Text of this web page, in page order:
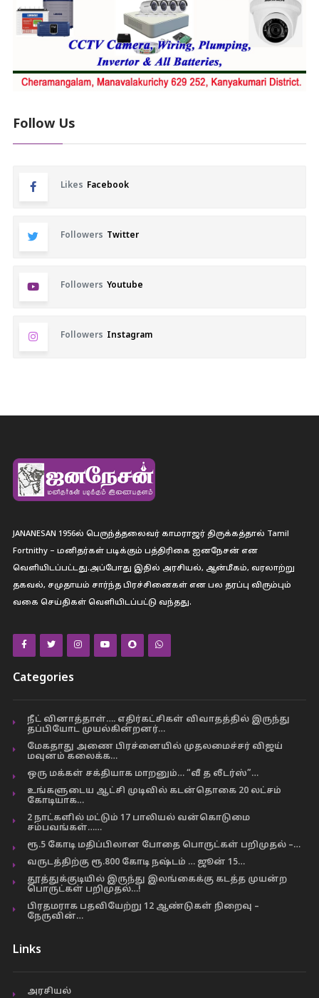
Follow Us
Likes Facebook
Followers Twitter
Followers Youtube
Followers Instagram
JANANESAN 1956ல் பெருந்த்தலைவர் காமராஜர் திருக்கத்தால் Tamil
Fortnithy – மனிதர்கள் படிக்கும் பத்திரிகை ஐனநேசன் என
வெளியிடப்பட்டது.அப்போது இதில் அரசியல், ஆன்மீகம், வரலாற்று
தகவல், சமுதாயம் சார்ந்த பிரச்சினைகள் என பல தரப்பு விரும்பும்
வகை செய்திகள் வெளியிடப்பட்டு வந்தது.
Categories
நீட் வினாத்தாள்…. எதிர்கட்சிகள் விவாதத்தில் இருந்து
தப்பியோட முயல்கின்றனர்…
மேகதாது அணை பிரச்னையில் முதலமைச்சர் விஜய்
மவுனம் கலைக்க…
ஒரு மக்கள் சக்தியாக மாறனும்… “வீ த லீடர்ஸ்”…
உங்களுடைய ஆட்சி முடிவில் கடன்தொகை 20 லட்சம்
கோடியாக…
2 நாட்களில் மட்டும் 17 பாலியல் வன்கொடுமை
சம்பவங்கள்……
ரூ.5 கோடி மதிப்பிலான போதை பொருட்கள் பறிமுதல் –…
வருடத்திற்கு ரூ.800 கோடி நஷ்டம் … ஜூன் 15…
தூத்துக்குடியில் இருந்து இலங்கைக்கு கடத்த முயன்ற
பொருட்கள் பறிமுதல்…!
பிரதமராக பதவியேற்று 12 ஆண்டுகள் நிறைவு –
நேருவின்…
Links
அரசியல்